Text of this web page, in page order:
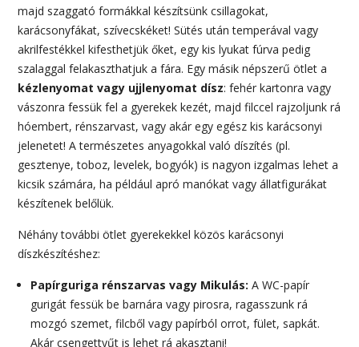
majd szaggató formákkal készítsünk csillagokat,
karácsonyfákat, szívecskéket! Sütés után temperával vagy
akrilfestékkel kifesthetjük őket, egy kis lyukat fúrva pedig
szalaggal felakaszthatjuk a fára. Egy másik népszerű ötlet a
kézlenyomat vagy ujjlenyomat dísz: fehér kartonra vagy
vászonra fessük fel a gyerekek kezét, majd filccel rajzoljunk rá
hóembert, rénszarvast, vagy akár egy egész kis karácsonyi
jelenetet! A természetes anyagokkal való díszítés (pl.
gesztenye, toboz, levelek, bogyók) is nagyon izgalmas lehet a
kicsik számára, ha például apró manókat vagy állatfigurákat
készítenek belőlük.
Néhány további ötlet gyerekekkel közös karácsonyi
díszkészítéshez:
Papírguriga rénszarvas vagy Mikulás: A WC-papír
gurigát fessük be barnára vagy pirosra, ragasszunk rá
mozgó szemet, filcből vagy papírból orrot, fület, sapkát.
Akár csengettyűt is lehet rá akasztani!